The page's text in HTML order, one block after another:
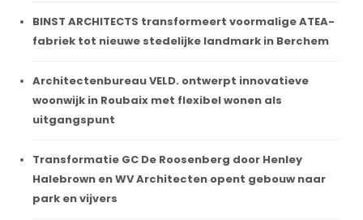
BINST ARCHITECTS transformeert voormalige ATEA-
fabriek tot nieuwe stedelijke landmark in Berchem
Architectenbureau VELD. ontwerpt innovatieve
woonwijk in Roubaix met flexibel wonen als
uitgangspunt
Transformatie GC De Roosenberg door Henley
Halebrown en WV Architecten opent gebouw naar
park en vijvers